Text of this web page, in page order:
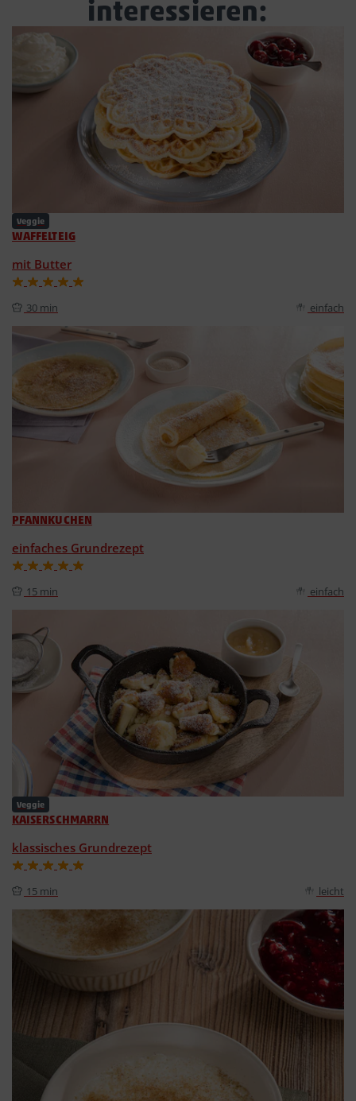
interessieren:
Veggie
WAFFELTEIG
mit Butter
30 min einfach
PFANNKUCHEN
einfaches Grundrezept
15 min einfach
Veggie
KAISERSCHMARRN
klassisches Grundrezept
15 min leicht